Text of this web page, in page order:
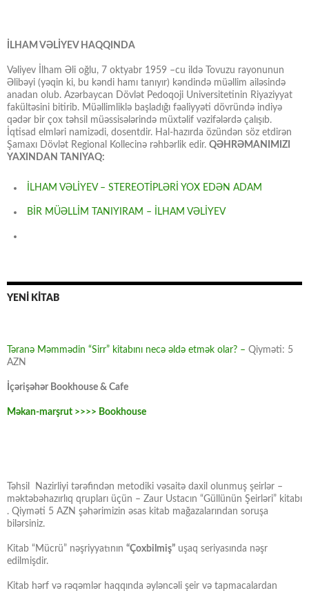
İLHAM VƏLİYEV HAQQINDA
Vəliyev İlham Əli oğlu, 7 oktyabr 1959 –cu ildə Tovuzu rayonunun
Əlibəyi (yəqin ki, bu kəndi hamı tanıyır) kəndində müəllim ailəsində
anadan olub. Azərbaycan Dövlət Pedoqoji Universitetinin Riyaziyyat
fakültəsini bitirib. Müəllimliklə başladığı fəaliyyəti dövründə indiyə
qədər bir çox təhsil müəssisələrində müxtəlif vəzifələrdə çalışıb.
İqtisad elmləri namizədi, dosentdir. Hal-hazırda özündən söz etdirən
Şamaxı Dövlət Regional Kollecinə rəhbərlik edir. QƏHRƏMANIMIZI
YAXINDAN TANIYAQ:
İLHAM VƏLİYEV – STEREOTİPLƏRİ YOX EDƏN ADAM
BİR MÜƏLLİM TANIYIRAM – İLHAM VƏLİYEV
YENİ KİTAB
Təranə Məmmədin “Sirr” kitabını necə əldə etmək olar? – Qiyməti: 5
AZN
İçərişəhər Bookhouse & Cafe
Məkan-marşrut >>>> Bookhouse
Təhsil Nazirliyi tərəfindən metodiki vəsaitə daxil olunmuş şeirlər –
məktəbəhazırlıq qrupları üçün – Zaur Ustacın “Güllünün Şeirləri” kitabı
. Qiyməti 5 AZN şəhərimizin əsas kitab mağazalarından soruşa
bilərsiniz.
Kitab “Mücrü” nəşriyyatının “Çoxbilmiş” uşaq seriyasında nəşr
edilmişdir.
Kitab hərf və rəqəmlər haqqında əyləncəli şeir və tapmacalardan